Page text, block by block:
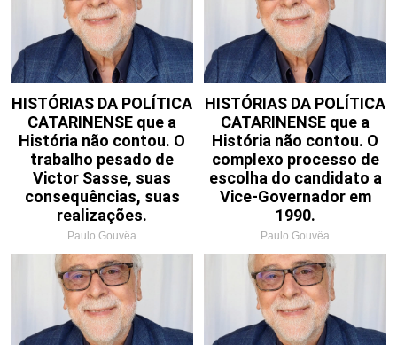
HISTÓRIAS DA POLÍTICA
CATARINENSE que a
História não contou. O
trabalho pesado de
Victor Sasse, suas
consequências, suas
realizações.
Paulo Gouvêa
HISTÓRIAS DA POLÍTICA
CATARINENSE que a
História não contou. O
complexo processo de
escolha do candidato a
Vice-Governador em
1990.
Paulo Gouvêa